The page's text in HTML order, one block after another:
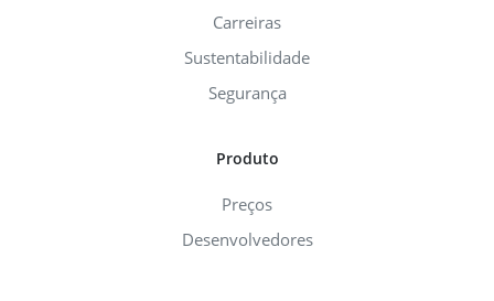
Carreiras
Sustentabilidade
Segurança
Produto
Preços
Desenvolvedores